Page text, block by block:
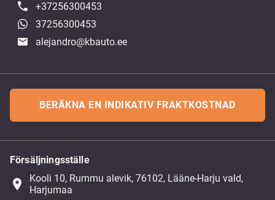
+37256300453
37256300453
alejandro@kbauto.ee
BERÄKNA EN INDIKATIV FRAKTKOSTNAD
Försäljningsställe
place
Kooli 10, Rummu alevik, 76102, Lääne-Harju vald,
Harjumaa